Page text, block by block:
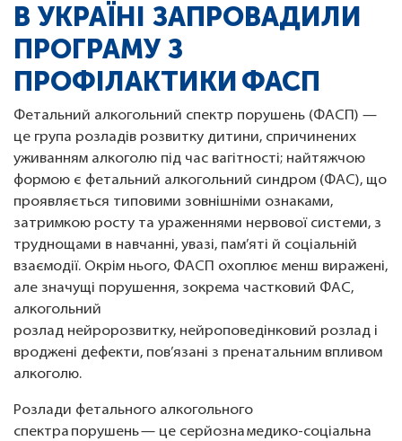
В УКРАЇНІ ЗАПРОВАДИЛИ
ПРОГРАМУ З
ПРОФІЛАКТИКИ ФАСП
Фетальний алкогольний спектр порушень (ФАСП) —
це група розладів розвитку дитини, спричинених
уживанням алкоголю під час вагітності; найтяжчою
формою є фетальний алкогольний синдром (ФАС), що
проявляється типовими зовнішніми ознаками,
затримкою росту та ураженнями нервової системи, з
труднощами в навчанні, увазі, пам’яті й соціальній
взаємодії. Окрім нього, ФАСП охоплює менш виражені,
але значущі порушення, зокрема частковий ФАС,
алкогольний
розлад нейророзвитку, нейроповедінковий розлад і
вроджені дефекти, пов’язані з пренатальним впливом
алкоголю.
Розлади фетального алкогольного
спектра порушень — це серйозна медико-соціальна